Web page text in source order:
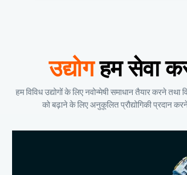
उद्योगहम सेवा
हम विविध उद्योगों के लिए नवोन्मेषी समाधान तैयार करने तथा
को बढ़ाने के लिए अनुकूलित प्रौद्योगिकी प्रदान